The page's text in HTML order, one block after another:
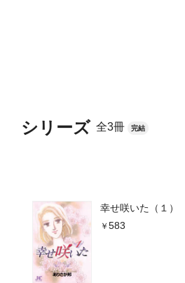
シリーズ 全3冊 完結
幸せ咲いた（１）
583